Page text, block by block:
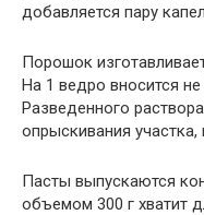
добавляется пару
Порошок
На 1 ведро вносится не
Разведенного
опрыскивания
Пасты выпускаются
объемом 300 г хватит